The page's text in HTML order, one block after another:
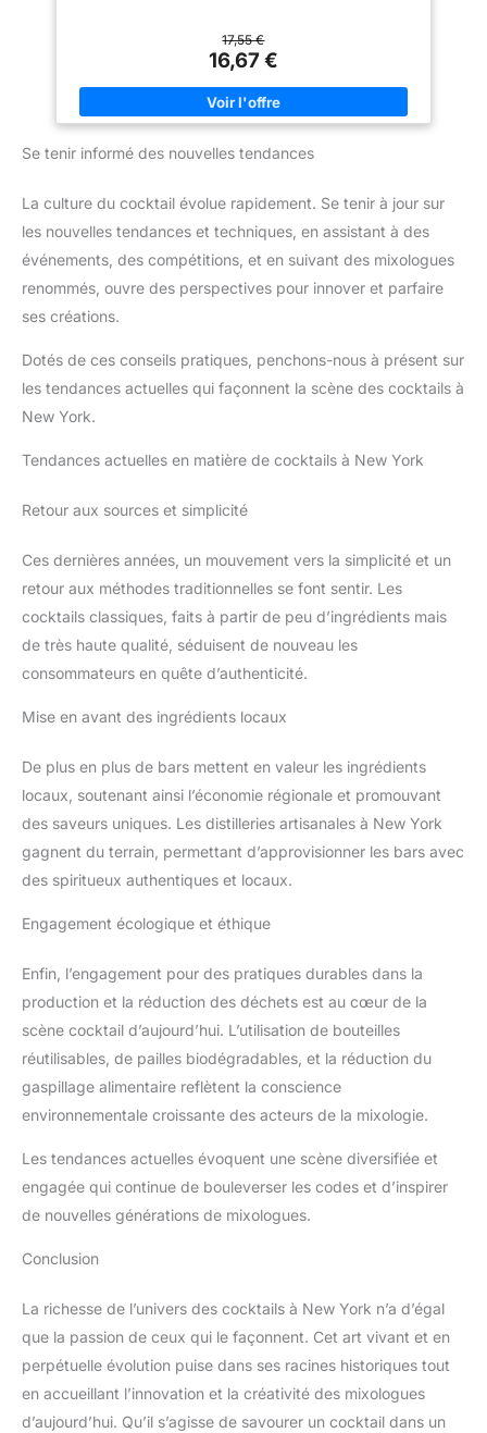
17,55 €
16,67 €
Se tenir informé des nouvelles tendances
La culture du cocktail évolue rapidement. Se tenir à jour sur
les nouvelles tendances et techniques, en assistant à des
événements, des compétitions, et en suivant des mixologues
renommés, ouvre des perspectives pour innover et parfaire
ses créations.
Dotés de ces conseils pratiques, penchons-nous à présent sur
les tendances actuelles qui façonnent la scène des cocktails à
New York.
Tendances actuelles en matière de cocktails à New York
Retour aux sources et simplicité
Ces dernières années, un mouvement vers la simplicité et un
retour aux méthodes traditionnelles se font sentir. Les
cocktails classiques, faits à partir de peu d’ingrédients mais
de très haute qualité, séduisent de nouveau les
consommateurs en quête d’authenticité.
Mise en avant des ingrédients locaux
De plus en plus de bars mettent en valeur les ingrédients
locaux, soutenant ainsi l’économie régionale et promouvant
des saveurs uniques. Les distilleries artisanales à New York
gagnent du terrain, permettant d’approvisionner les bars avec
des spiritueux authentiques et locaux.
Engagement écologique et éthique
Enfin, l’engagement pour des pratiques durables dans la
production et la réduction des déchets est au cœur de la
scène cocktail d’aujourd’hui. L’utilisation de bouteilles
réutilisables, de pailles biodégradables, et la réduction du
gaspillage alimentaire reflètent la conscience
environnementale croissante des acteurs de la mixologie.
Les tendances actuelles évoquent une scène diversifiée et
engagée qui continue de bouleverser les codes et d’inspirer
de nouvelles générations de mixologues.
Conclusion
La richesse de l’univers des cocktails à New York n’a d’égal
que la passion de ceux qui le façonnent. Cet art vivant et en
perpétuelle évolution puise dans ses racines historiques tout
en accueillant l’innovation et la créativité des mixologues
d’aujourd’hui. Qu’il s’agisse de savourer un cocktail dans un